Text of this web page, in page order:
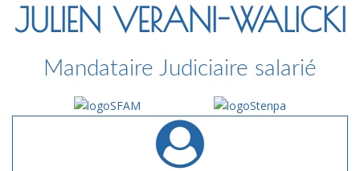
JULIEN VERANI-WALICKI
Mandataire Judiciaire salarié